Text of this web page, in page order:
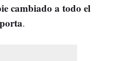
cambiado a todo el
.